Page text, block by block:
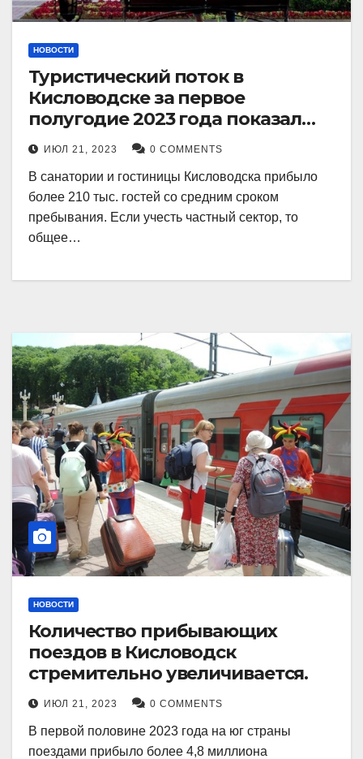
НОВОСТИ
Туристический поток в
Кисловодске за первое
полугодие 2023 года показал
рекордный рост в 21 процент.
ИЮЛ 21, 2023 0 COMMENTS
В санатории и гостиницы Кисловодска прибыло
более 210 тыс. гостей со средним сроком
пребывания. Если учесть частный сектор, то
общее…
НОВОСТИ
Количество прибывающих
поездов в Кисловодск
стремительно увеличивается.
ИЮЛ 21, 2023 0 COMMENTS
В первой половине 2023 года на юг страны
поездами прибыло более 4,8 миллиона